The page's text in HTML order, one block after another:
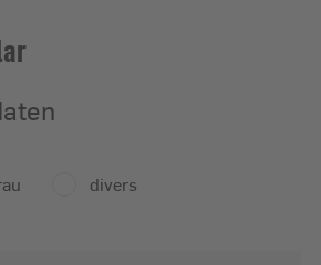
divers